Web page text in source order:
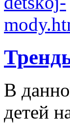
В
детей